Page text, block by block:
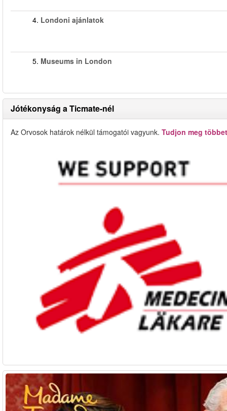
4. Londoni ajánlatok
5. Museums in London
Jótékonyság a Ticmate-nél
Az Orvosok határok nélkül támogatói vagyunk. Tudjon meg